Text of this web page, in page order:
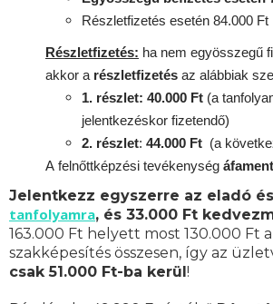
Részletfizetés esetén 84.000 Ft
Részletfizetés: ha nem egyösszegű
akkor a részletfizetés az alábbiak
1. részlet: 40.000 Ft (a
jelentkezéskor fizetendő)
2. részlet: 44.000 Ft (a
A felnőttképzési tevékenység
Jelentkezz egyszerre az eladó
tanfolyamra, és 33.000 Ft
163.000 Ft helyett most 130.000 Ft
szakképesítés összesen, így az
csak 51.000 Ft-ba kerül!